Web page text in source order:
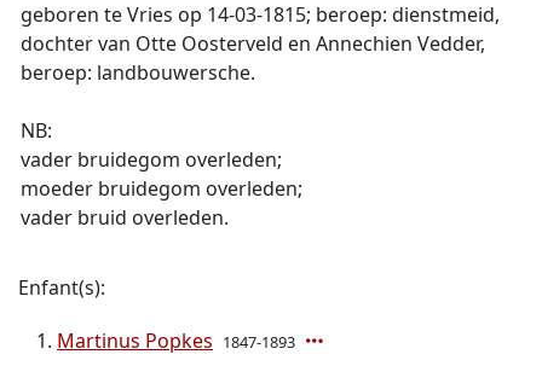
geboren te Vries op 14-03-1815; beroep: dienstmeid,
dochter van Otte Oosterveld en Annechien Vedder,
beroep: landbouwersche.
NB:
vader bruidegom overleden;
moeder bruidegom overleden;
vader bruid overleden.
Enfant(s):
Martinus Popkes 1847-1893